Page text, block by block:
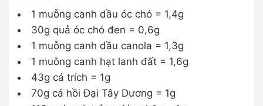
1 muỗng canh dầu óc chó = 1,4g
30g quả óc chó đen = 0,6g
1 muỗng canh dầu canola = 1,3g
1 muỗng canh hạt lanh đất = 1,6g
43g cá trích = 1g
70g cá hồi Đại Tây Dương = 1g